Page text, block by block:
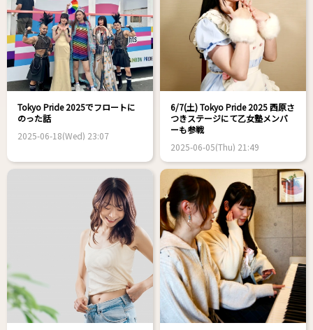
Tokyo Pride 2025でフロートに
のった話
2025-06-18(Wed) 23:07
6/7(土) Tokyo Pride 2025 西原さ
つきステージにて乙女塾メンバ
ーも参戦
2025-06-05(Thu) 21:49